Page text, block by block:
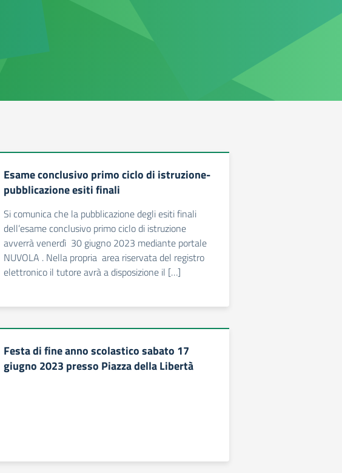
Esame conclusivo primo ciclo di istruzione-
pubblicazione esiti finali
Si comunica che la pubblicazione degli esiti finali
dell’esame conclusivo primo ciclo di istruzione
avverrà venerdì 30 giugno 2023 mediante portale
NUVOLA . Nella propria area riservata del registro
elettronico il tutore avrà a disposizione il […]
Festa di fine anno scolastico sabato 17
giugno 2023 presso Piazza della Libertà